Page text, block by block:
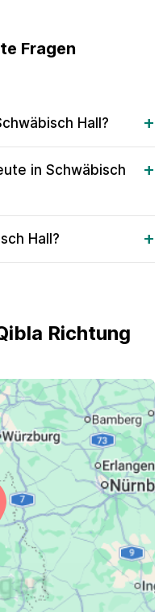
Fragen
Hall?
in Schwäbisch
Hall?
Richtung